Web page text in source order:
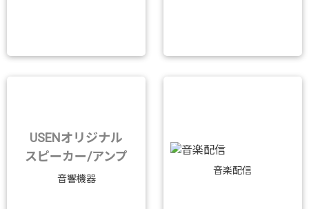
USENオリジナル
スピーカー/アンプ
音響機器
音楽配信